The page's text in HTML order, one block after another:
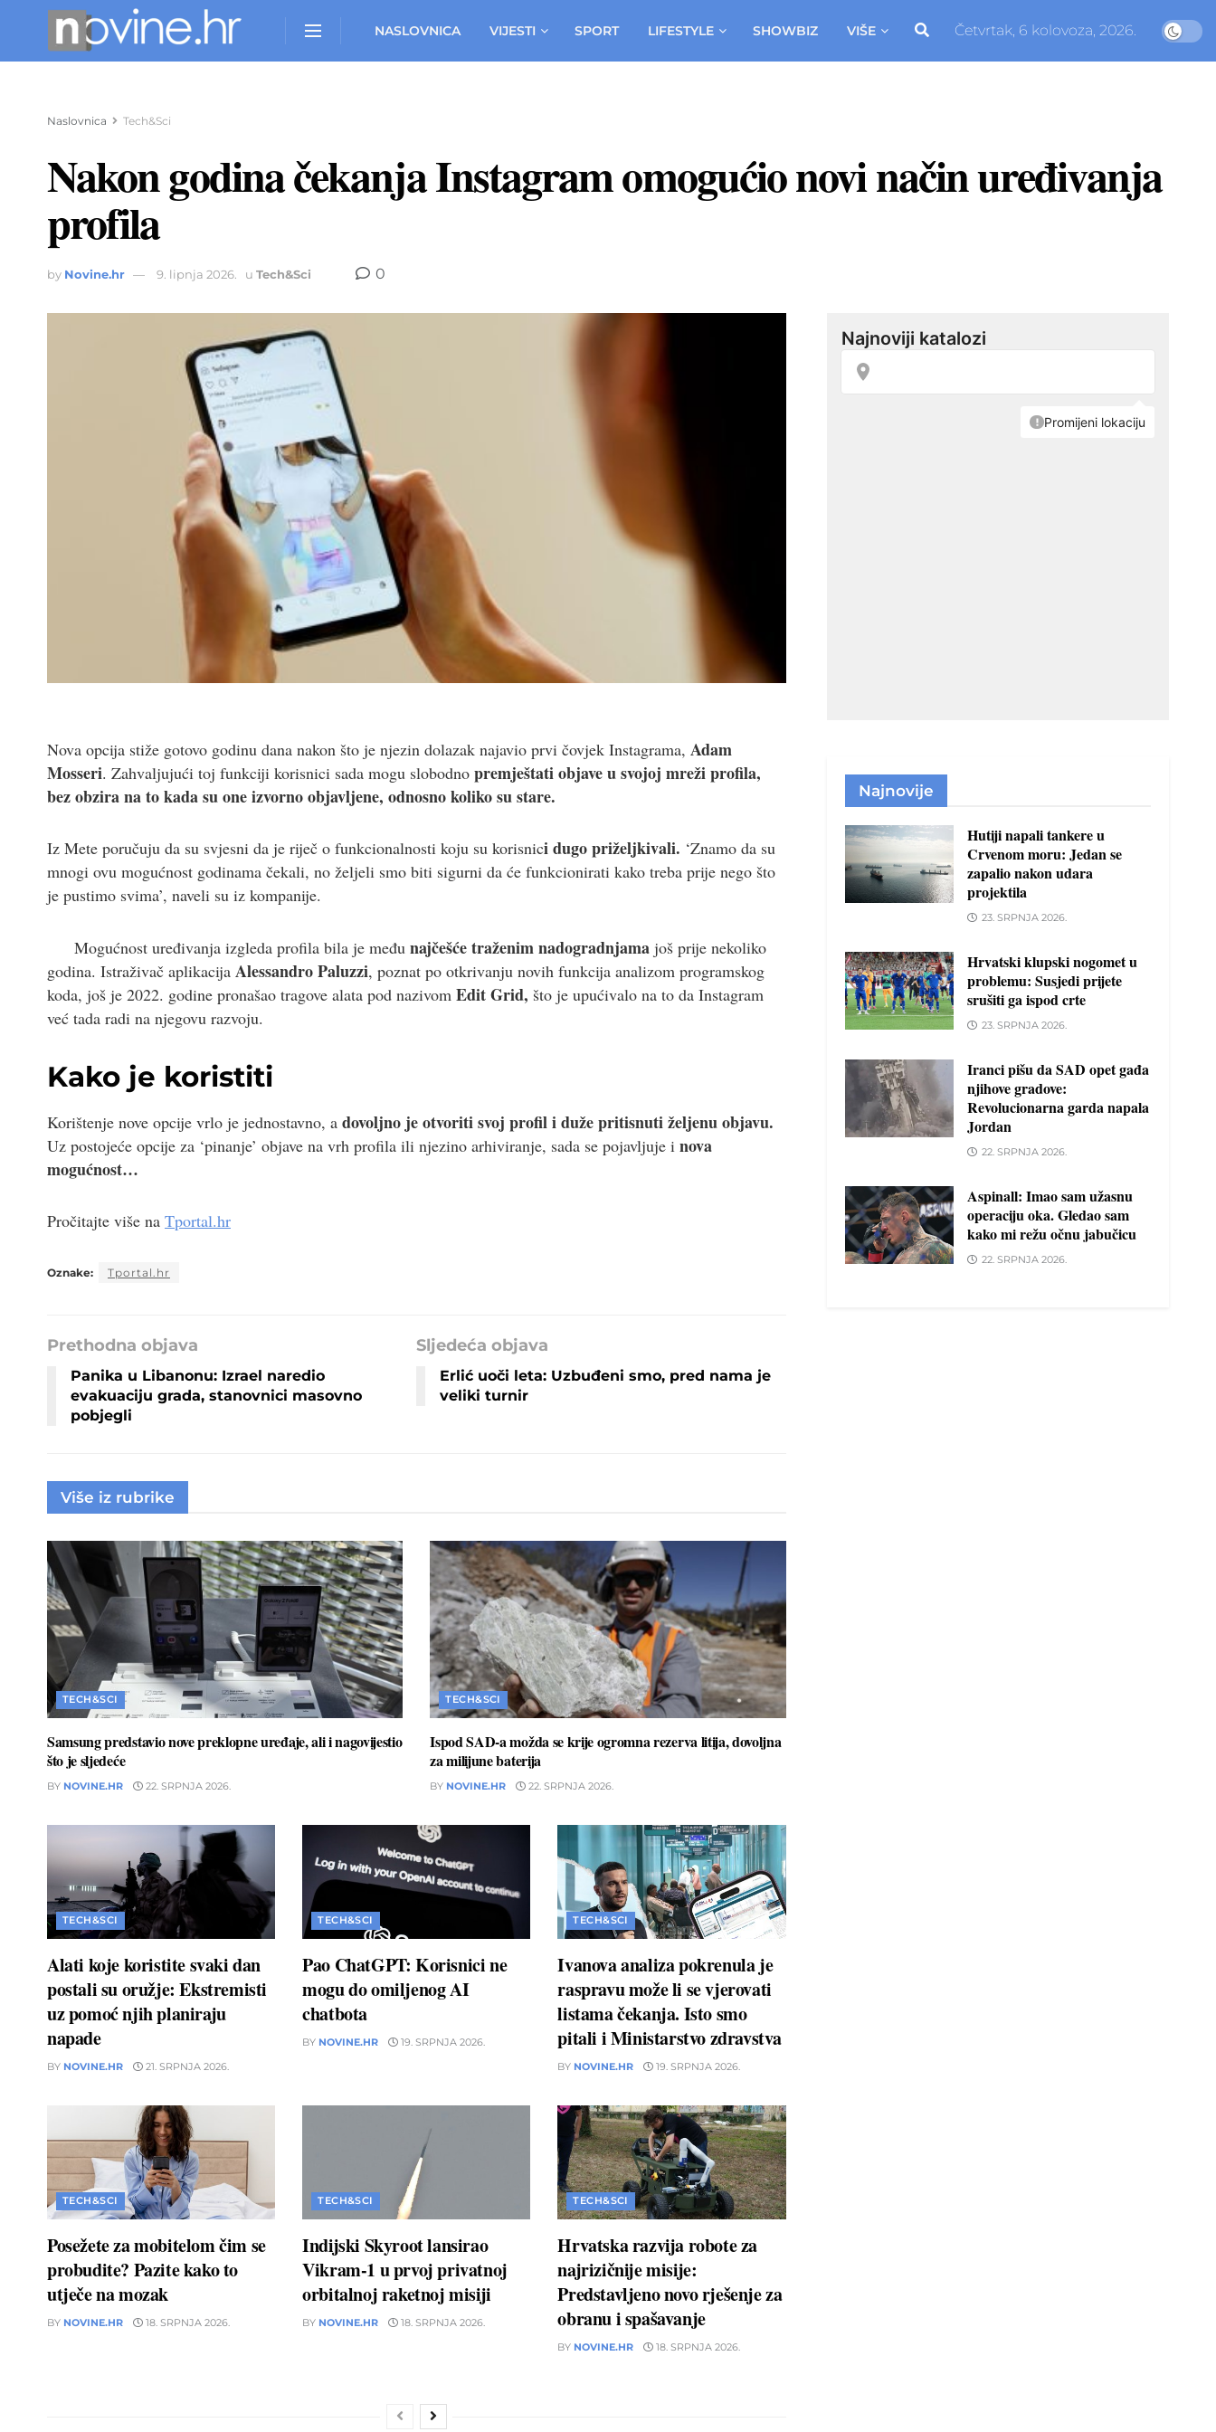
NASLOVNICA VIJESTI SPORT LIFESTYLE SHOWBIZ VIŠE Četvrtak, 6 kolovoza, 2026.
Naslovnica Tech&Sci
Nakon godina čekanja Instagram omogućio novi način uređivanja
profila
by Novine.hr 9. lipnja 2026. u Tech&Sci 0
Nova opcija stiže gotovo godinu dana nakon što je njezin dolazak najavio prvi čovjek Instagrama, Adam
Mosseri. Zahvaljujući toj funkciji korisnici sada mogu slobodno premještati objave u svojoj mreži profila,
bez obzira na to kada su one izvorno objavljene, odnosno koliko su stare.
Iz Mete poručuju da su svjesni da je riječ o funkcionalnosti koju su korisnici dugo priželjkivali. ‘Znamo da su
mnogi ovu mogućnost godinama čekali, no željeli smo biti sigurni da će funkcionirati kako treba prije nego što
je pustimo svima’, naveli su iz kompanije.
Mogućnost uređivanja izgleda profila bila je među najčešće traženim nadogradnjama još prije nekoliko
godina. Istraživač aplikacija Alessandro Paluzzi, poznat po otkrivanju novih funkcija analizom programskog
koda, još je 2022. godine pronašao tragove alata pod nazivom Edit Grid, što je upućivalo na to da Instagram
već tada radi na njegovu razvoju.
Kako je koristiti
Korištenje nove opcije vrlo je jednostavno, a dovoljno je otvoriti svoj profil i duže pritisnuti željenu objavu.
Uz postojeće opcije za ‘pinanje’ objave na vrh profila ili njezino arhiviranje, sada se pojavljuje i nova
mogućnost…
Pročitajte više na Tportal.hr
Oznake: Tportal.hr
Prethodna objava
Panika u Libanonu: Izrael naredio
evakuaciju grada, stanovnici masovno
pobjegli
Sljedeća objava
Erlić uoči leta: Uzbuđeni smo, pred nama je
veliki turnir
Više iz rubrike
TECH&SCI
Samsung predstavio nove preklopne uređaje, ali i nagovijestio
što je sljedeće
BY NOVINE.HR 22. SRPNJA 2026.
TECH&SCI
Ispod SAD-a možda se krije ogromna rezerva litija, dovoljna
za milijune baterija
BY NOVINE.HR 22. SRPNJA 2026.
TECH&SCI
Alati koje koristite svaki dan
postali su oružje: Ekstremisti
uz pomoć njih planiraju
napade
BY NOVINE.HR 21. SRPNJA 2026.
TECH&SCI
Pao ChatGPT: Korisnici ne
mogu do omiljenog AI
chatbota
BY NOVINE.HR 19. SRPNJA 2026.
TECH&SCI
Ivanova analiza pokrenula je
raspravu može li se vjerovati
listama čekanja. Isto smo
pitali i Ministarstvo zdravstva
BY NOVINE.HR 19. SRPNJA 2026.
TECH&SCI
Posežete za mobitelom čim se
probudite? Pazite kako to
utječe na mozak
BY NOVINE.HR 18. SRPNJA 2026.
TECH&SCI
Indijski Skyroot lansirao
Vikram-1 u prvoj privatnoj
orbitalnoj raketnoj misiji
BY NOVINE.HR 18. SRPNJA 2026.
TECH&SCI
Hrvatska razvija robote za
najrizičnije misije:
Predstavljeno novo rješenje za
obranu i spašavanje
BY NOVINE.HR 18. SRPNJA 2026.
Najnovije
Hutiji napali tankere u
Crvenom moru: Jedan se
zapalio nakon udara
projektila
23. SRPNJA 2026.
Hrvatski klupski nogomet u
problemu: Susjedi prijete
srušiti ga ispod crte
23. SRPNJA 2026.
Iranci pišu da SAD opet gađa
njihove gradove:
Revolucionarna garda napala
Jordan
22. SRPNJA 2026.
Aspinall: Imao sam užasnu
operaciju oka. Gledao sam
kako mi režu očnu jabučicu
22. SRPNJA 2026.